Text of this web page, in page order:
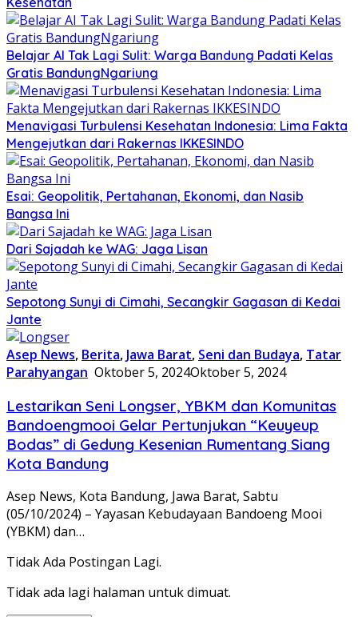
Belajar AI Tak Lagi Sulit: Warga Bandung Padati Kelas
Gratis BandungNgariung
Menavigasi Turbulensi Kesehatan Indonesia: Lima Fakta
Mengejutkan dari Rakernas IKKESINDO
Esai: Geopolitik, Pertahanan, Ekonomi, dan Nasib
Bangsa Ini
Dari Sajadah ke WAG: Jaga Lisan
Sepotong Sunyi di Cimahi, Secangkir Gagasan di Kedai
Jante
Asep News, Berita, Jawa Barat, Seni dan Budaya, Tatar
Parahyangan Oktober 5, 2024Oktober 5, 2024
Lestarikan Seni Longser, YBKM dan Komunitas
Bandoengmooi Gelar Pertunjukan “Keuyeup
Bodas” di Gedung Kesenian Rumentang Siang
Kota Bandung
Asep News, Kota Bandung, Jawa Barat, Sabtu
(05/10/2024) – Yayasan Kebudayaan Bandoeng Mooi
(YBKM) dan…
Tidak Ada Postingan Lagi.
Tidak ada lagi halaman untuk dimuat.